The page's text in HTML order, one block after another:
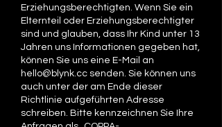
Erziehungsberechtigten. Wenn Sie ein
Elternteil oder Erziehungsberechtigter
sind und glauben, dass Ihr Kind unter 13
Jahren uns Informationen gegeben hat,
können Sie uns eine E-Mail an
hello@blynk.cc senden. Sie können uns
auch unter der am Ende dieser
Richtlinie aufgeführten Adresse
schreiben. Bitte kennzeichnen Sie Ihre